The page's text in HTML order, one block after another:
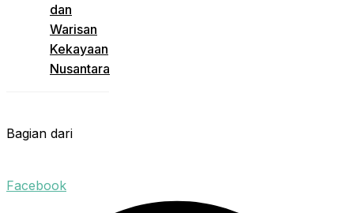
dan
Warisan
Kekayaan
Nusantara
Bagian dari
Facebook